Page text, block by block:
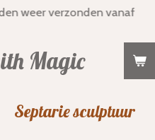
Magic
weer verzonden vanaf
Septarie sculptuur